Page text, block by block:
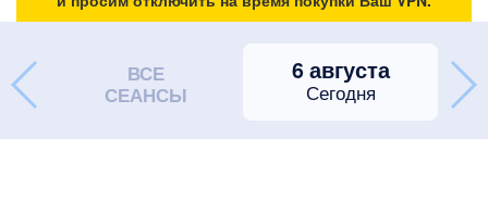
ВСЕ
СЕАНСЫ
6 августа
Сегодня